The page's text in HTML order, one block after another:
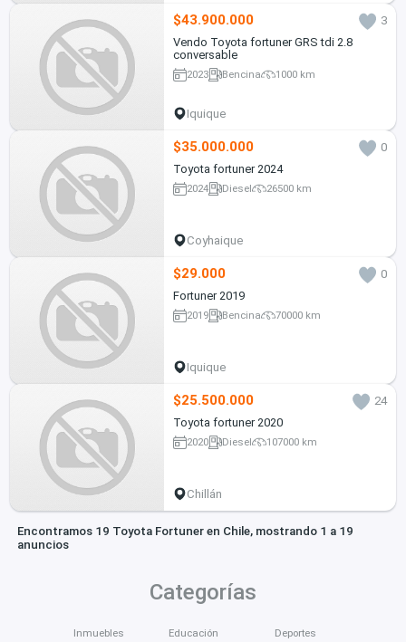
$43.900.000
3
Vendo Toyota fortuner GRS tdi 2.8
conversable
2023 Bencina 1000 km
Iquique
$35.000.000
0
Toyota fortuner 2024
2024 Diesel 26500 km
Coyhaique
$29.000
0
Fortuner 2019
2019 Bencina 70000 km
Iquique
$25.500.000
24
Toyota fortuner 2020
2020 Diesel 107000 km
Chillán
Encontramos 19 Toyota Fortuner en Chile, mostrando 1 a 19
anuncios
Categorías
Inmuebles Educación Deportes